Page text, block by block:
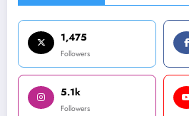
1,475
Followers
5.1k
Followers